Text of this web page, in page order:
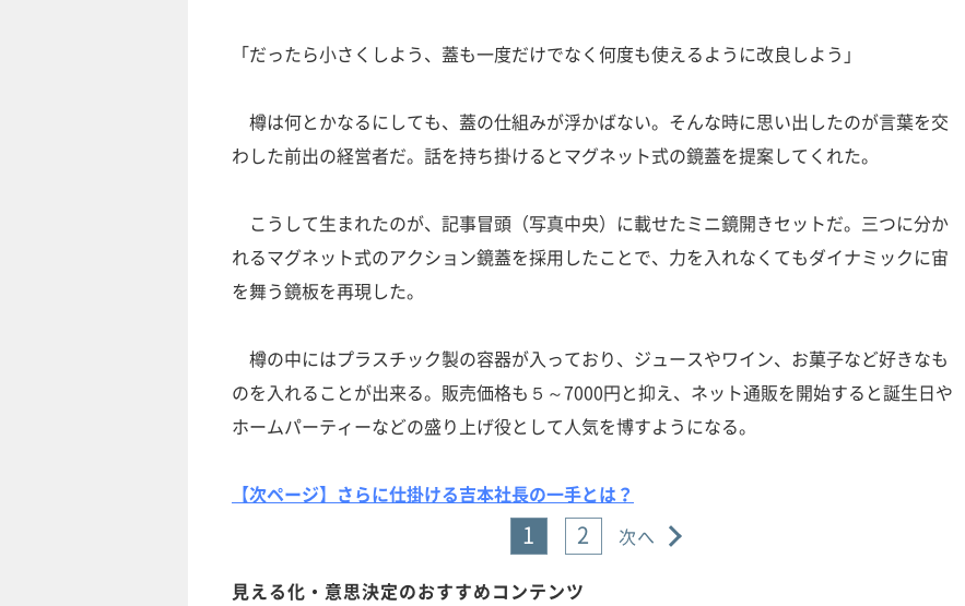
「だったら小さくしよう、蓋も一度だけでなく何度も使えるように改良しよう」
樽は何とかなるにしても、蓋の仕組みが浮かばない。そんな時に思い出したのが言葉を交
わした前出の経営者だ。話を持ち掛けるとマグネット式の鏡蓋を提案してくれた。
こうして生まれたのが、記事冒頭（写真中央）に載せたミニ鏡開きセットだ。三つに分か
れるマグネット式のアクション鏡蓋を採用したことで、力を入れなくてもダイナミックに宙
を舞う鏡板を再現した。
樽の中にはプラスチック製の容器が入っており、ジュースやワイン、お菓子など好きなも
のを入れることが出来る。販売価格も５～7000円と抑え、ネット通販を開始すると誕生日や
ホームパーティーなどの盛り上げ役として人気を博すようになる。
【次ページ】さらに仕掛ける吉本社長の一手とは？
1 2 次へ
見える化・意思決定のおすすめコンテンツ